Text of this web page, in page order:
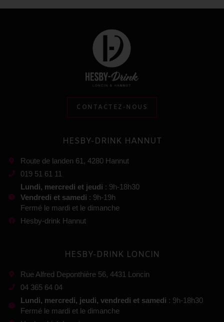
CONTACTEZ-NOUS
HESBY-DRINK HANNUT
Route de landen 61, 4280 Hannut
019 51 61 11
Lundi, mercredi et jeudi : 9h-18h30
Vendredi et samedi : 9h-19h
Fermé le mardi et le dimanche
Hesby-drink Hannut
HESBY-DRINK LONCIN
Rue Alfred Deponthière 56, 4431 Loncin
04 365 64 04
Lundi, mercredi, jeudi, vendredi et samedi : 9h-18h30
Fermé le mardi et le dimanche